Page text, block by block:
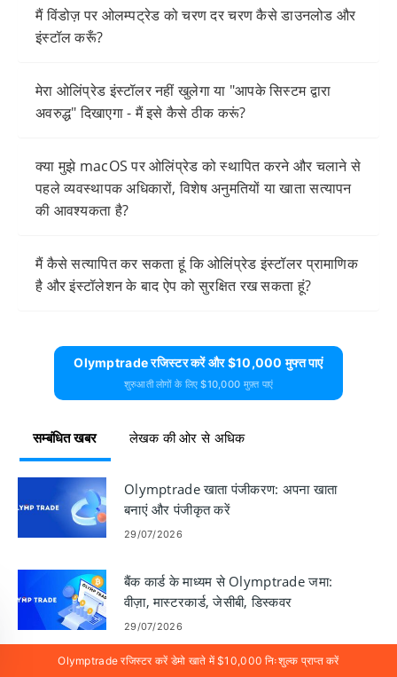
मैं विंडोज़ पर ओलम्पट्रेड को चरण दर चरण कैसे डाउनलोड और
इंस्टॉल करूँ?
मेरा ओलिंप्रेड इंस्टॉलर नहीं खुलेगा या "आपके सिस्टम द्वारा
अवरुद्ध" दिखाएगा - मैं इसे कैसे ठीक करूं?
क्या मुझे macOS पर ओलिंप्रेड को स्थापित करने और चलाने से
पहले व्यवस्थापक अधिकारों, विशेष अनुमतियों या खाता सत्यापन
की आवश्यकता है?
मैं कैसे सत्यापित कर सकता हूं कि ओलिंप्रेड इंस्टॉलर प्रामाणिक
है और इंस्टॉलेशन के बाद ऐप को सुरक्षित रख सकता हूं?
Olymptrade रजिस्टर करें और $10,000 मुफ्त पाएं
शुरुआती लोगों के लिए $10,000 मुफ़्त पाएं
सम्बंधित खबर लेखक की ओर से अधिक
Olymptrade खाता पंजीकरण: अपना खाता
बनाएं और पंजीकृत करें
29/07/2026
बैंक कार्ड के माध्यम से Olymptrade जमा:
वीज़ा, मास्टरकार्ड, जेसीबी, डिस्कवर
29/07/2026
Olymptrade रजिस्टर करें डेमो खाते में $10,000 निःशुल्क प्राप्त करें